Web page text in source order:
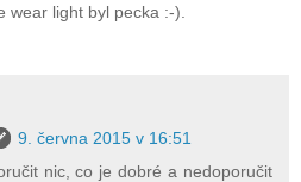
wear light byl pecka :-).
9. června 2015 v 16:51
nic, co je dobré a nedoporučit